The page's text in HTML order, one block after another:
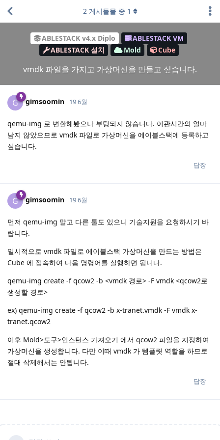
ABLESTACK v4.x Diplo
ABLESTACK VM
ABLESTACK 설치
Mold Cube
vmdk 파일을 가지고 가상머신을 만들고 싶습니다.
2게시들물 중 1
G gimsoomin 19 6월
qemu-img 로 변환해봤으나 부팅되지 않습니다. 이관시간의 얼마
남지 않았으므로 vmdk 파일로 가상머신을 에이블스택에 등록하고
싶습니다.
답장
G gimsoomin 19 6월
먼저 qemu-img 말고 다른 툴도 있으니 기술지원을 요청하시기 바
랍니다.
일시적으로 vmdk 파일로 에이블스택 가상머신을 만드는 방법은
Cube 에 접속하여 다음 명령어를 실행하면 됩니다.
qemu-img create -f qcow2 -b <vmdk 경로> -F vmdk <qcow2로
생성할 경로>
ex) qemu-img create -f qcow2 -b x-tranet.vmdk -F vmdk x-
tranet.qcow2
이후 Mold>도구>인스턴스 가져오기 에서 qcow2 파일을 지정하여
가상머신을 생성합니다. 다만 이때 vmdk 가 템플릿 역할을 하므로
절대 삭제해서는 안됩니다.
답장